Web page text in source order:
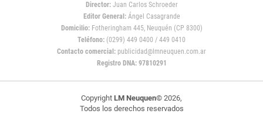
Director: Juan Carlos Schroeder
Editor General:Ángel Casagrande
Domicilio:Fotheringham 445, Neuquén (CP 8300)
Teléfono: (0299) 449 0400 / 449 0410
Contacto comercial: publicidad@lmneuquen.com.ar
Registro DNA: 97810291
Copyright LM Neuquen© 2026,
Todos los derechos reservados